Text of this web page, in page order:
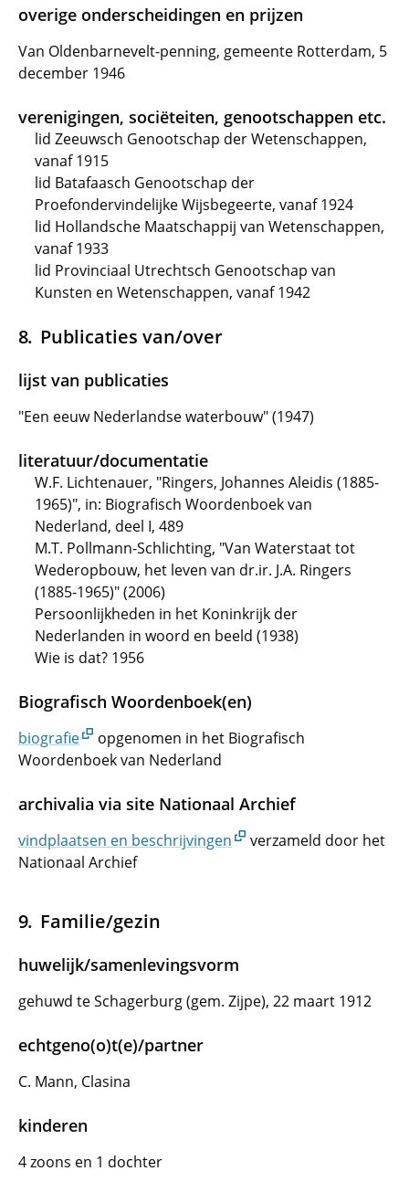
overige onderscheidingen en prijzen
Van Oldenbarnevelt-penning, gemeente Rotterdam, 5
december 1946
verenigingen, sociëteiten, genootschappen etc.
lid Zeeuwsch Genootschap der Wetenschappen,
vanaf 1915
lid Batafaasch Genootschap der
Proefondervindelijke Wijsbegeerte, vanaf 1924
lid Hollandsche Maatschappij van Wetenschappen,
vanaf 1933
lid Provinciaal Utrechtsch Genootschap van
Kunsten en Wetenschappen, vanaf 1942
Publicaties van/over
lijst van publicaties
"Een eeuw Nederlandse waterbouw" (1947)
literatuur/documentatie
W.F. Lichtenauer, "Ringers, Johannes Aleidis (1885-
1965)", in: Biografisch Woordenboek van
Nederland, deel I, 489
M.T. Pollmann-Schlichting, "Van Waterstaat tot
Wederopbouw, het leven van dr.ir. J.A. Ringers
(1885-1965)" (2006)
Persoonlijkheden in het Koninkrijk der
Nederlanden in woord en beeld (1938)
Wie is dat? 1956
Biografisch Woordenboek(en)
biografie
opgenomen in het Biografisch
Woordenboek van Nederland
archivalia via site Nationaal Archief
vindplaatsen en beschrijvingen
verzameld door het
Nationaal Archief
Familie/gezin
huwelijk/samenlevingsvorm
gehuwd te Schagerburg (gem. Zijpe), 22 maart 1912
echtgeno(o)t(e)/partner
C. Mann, Clasina
kinderen
4 zoons en 1 dochter